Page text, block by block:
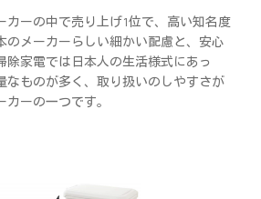
カーの中で売り上げ1位で、高い知名度
のメーカーらしい細かい配慮と、安心
除家電では日本人の生活様式にあっ
なものが多く、取り扱いのしやすさが
ーの一つです。